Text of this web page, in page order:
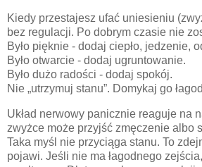
Kiedy przestajesz ufać uniesieniu
bez regulacji. Po dobrym czasie nie
Było pięknie - dodaj ciepło, jedzenie,
Było otwarcie - dodaj ugruntowanie.
Było dużo radości - dodaj spokój.
Nie „utrzymuj stanu”. Domykaj go
Układ nerwowy panicznie reaguje na
zwyżce może przyjść zmęczenie albo
Taka myśl nie przyciąga stanu. To
pojawi. Jeśli nie ma łagodnego